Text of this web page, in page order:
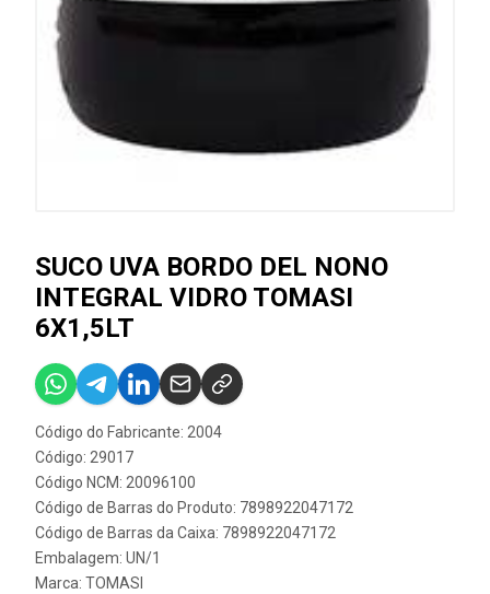
SUCO UVA BORDO DEL NONO
INTEGRAL VIDRO TOMASI
6X1,5LT
Código do Fabricante: 2004
Código: 29017
Código NCM: 20096100
Código de Barras do Produto: 7898922047172
Código de Barras da Caixa: 7898922047172
Embalagem: UN/1
Marca: TOMASI